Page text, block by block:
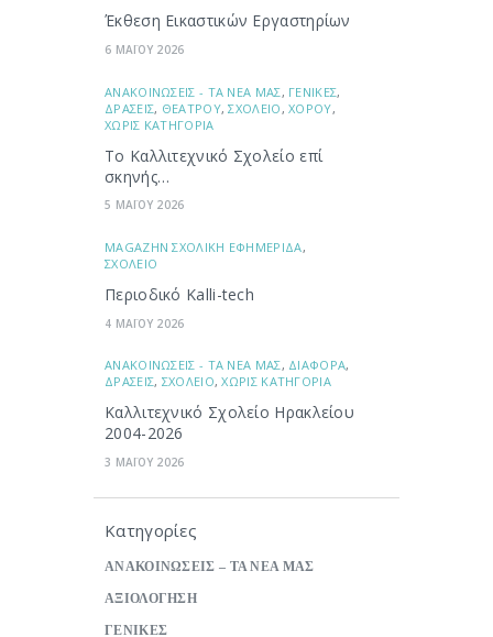
Έκθεση Εικαστικών Εργαστηρίων
6 ΜΑΪΟΥ 2026
ΑΝΑΚΟΙΝΩΣΕΙΣ - ΤΑ ΝΕΑ ΜΑΣ, ΓΕΝΙΚΕΣ,
ΔΡΑΣΕΙΣ, ΘΕΑΤΡΟΥ,ΣΧΟΛΕΙΟ ,ΧΟΡΟΥ,
ΧΩΡΙΣ ΚΑΤΗΓΟΡΙΑ
Το Καλλιτεχνικό Σχολείο επί
σκηνής…
5 ΜΑΪΟΥ 2026
ΜAGAZHN ΣΧΟΛΙΚΗ ΕΦΗΜΕΡΙΔΑ,
ΣΧΟΛΕΙΟ
Περιοδικό Kalli-tech
4 ΜΑΪΟΥ 2026
ΑΝΑΚΟΙΝΩΣΕΙΣ - ΤΑ ΝΕΑ ΜΑΣ, ΔΙΑΦΟΡΑ,
ΔΡΑΣΕΙΣ, ΣΧΟΛΕΙΟ,ΧΩΡΙΣ ΚΑΤΗΓΟΡΙΑ
Καλλιτεχνικό Σχολείο Ηρακλείου
2004-2026
3 ΜΑΪΟΥ 2026
Κατηγορίες
ΑΝΑΚΟΙΝΩΣΕΙΣ – ΤΑ ΝΕΑ ΜΑΣ
ΑΞΙΟΛΟΓΗΣΗ
ΓΕΝΙΚΕΣ